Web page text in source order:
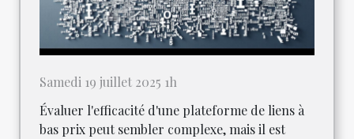
Samedi 19 juillet 2025 1h
Évaluer l'efficacité d'une plateforme de liens à
bas prix peut sembler complexe, mais il est